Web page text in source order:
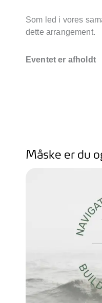
Som led i vores
dette arrangement.
Eventet er afholdt
Måske er du